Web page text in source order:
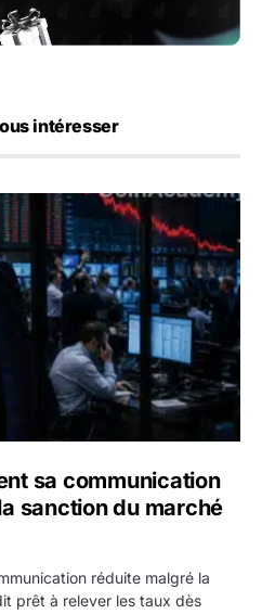
intéresser
communication minimaliste
sa communication
sanction du marché
réduite malgré la
prêt à relever les taux dès